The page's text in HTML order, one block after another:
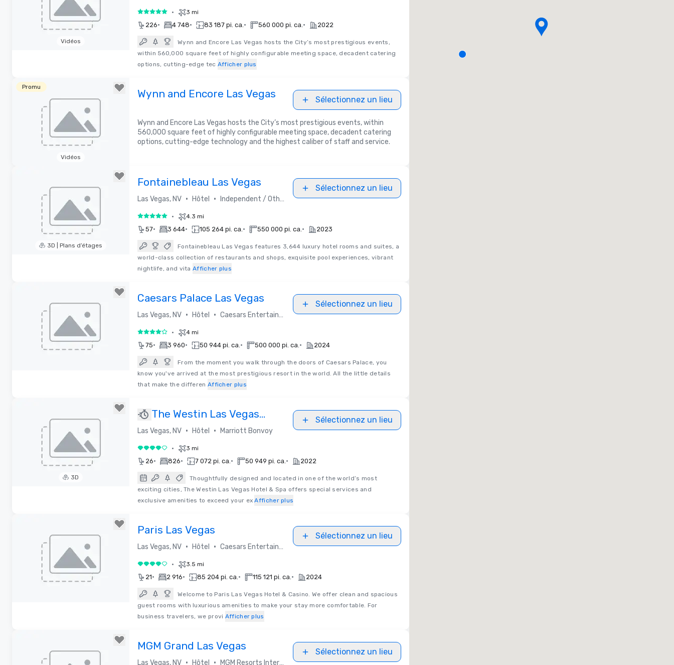
Vidéos
5 sur 5 • 3 mi
226• 4 748• 83 187 pi. ca.• 560 000 pi. ca.• 2022
Wynn and Encore Las Vegas hosts the City’s most prestigious events,
within 560,000 square feet of highly configurable meeting space, decadent catering
options, cutting-edge tec Afficher plus
Promu
Vidéos
Wynn and Encore Las Vegas Sélectionnez un lieu
Wynn and Encore Las Vegas hosts the City’s most prestigious events, within
560,000 square feet of highly configurable meeting space, decadent catering
options, cutting-edge technology and the highest caliber of staff and service.
3D | Plans d’étages
Fontainebleau Las Vegas
Las Vegas, NV • Hôtel • Independent / Other
Sélectionnez un lieu
5 sur 5 • 4.3 mi
57• 3 644• 105 264 pi. ca.• 550 000 pi. ca.• 2023
Fontainebleau Las Vegas features 3,644 luxury hotel rooms and suites, a
world-class collection of restaurants and shops, exquisite pool experiences, vibrant
nightlife, and vita Afficher plus
Caesars Palace Las Vegas
Las Vegas, NV • Hôtel • Caesars Entertainment
Sélectionnez un lieu
4 sur 5 • 4 mi
75• 3 960• 50 944 pi. ca.• 500 000 pi. ca.• 2024
From the moment you walk through the doors of Caesars Palace, you
know you've arrived at the most prestigious resort in the world. All the little details
that make the differen Afficher plus
3D
The Westin Las Vegas
Hotel & Spa
Las Vegas, NV • Hôtel • Marriott Bonvoy
Sélectionnez un lieu
4 sur 5 • 3 mi
26• 826• 7 072 pi. ca.• 50 949 pi. ca.• 2022
Thoughtfully designed and located in one of the world’s most
exciting cities, The Westin Las Vegas Hotel & Spa offers special services and
exclusive amenities to exceed your ex Afficher plus
Paris Las Vegas
Las Vegas, NV • Hôtel • Caesars Entertainment
Sélectionnez un lieu
4 sur 5 • 3.5 mi
21• 2 916• 85 204 pi. ca.• 115 121 pi. ca.• 2024
Welcome to Paris Las Vegas Hotel & Casino. We offer clean and spacious
guest rooms with luxurious amenities to make your stay more comfortable. For
business travelers, we provi Afficher plus
MGM Grand Las Vegas
Las Vegas, NV • Hôtel • MGM Resorts International
Sélectionnez un lieu